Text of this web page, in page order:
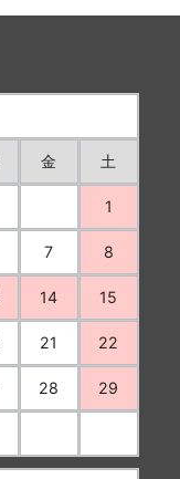
金 土
1
7 8
14 15
21 22
28 29